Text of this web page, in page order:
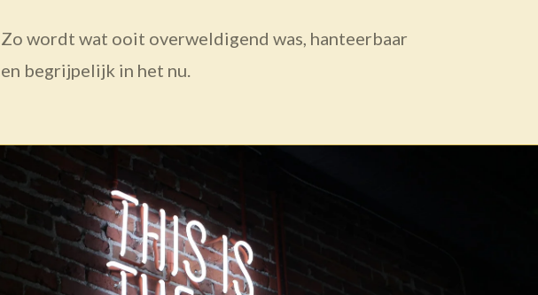
Zo wordt wat ooit overweldigend was, hanteerbaar
en begrijpelijk in het nu.